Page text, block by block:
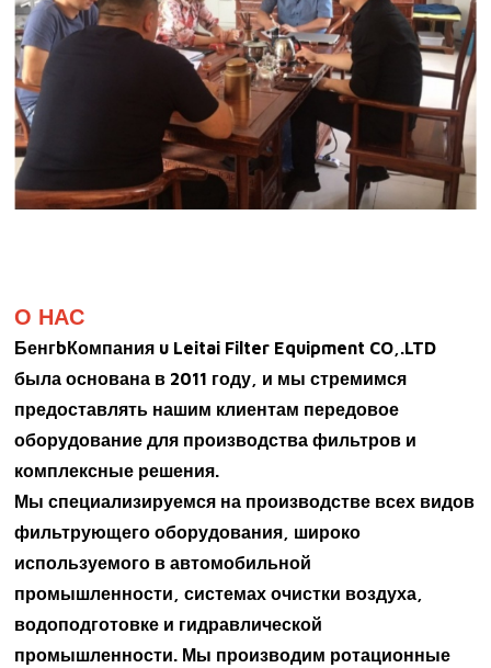
О НАС
БенгbКомпания u Leitai Filter Equipment CO,.LTD
была основана в 2011 году, и мы стремимся
предоставлять нашим клиентам передовое
оборудование для производства фильтров и
комплексные решения.
Мы специализируемся на производстве всех видов
фильтрующего оборудования, широко
используемого в автомобильной
промышленности, системах очистки воздуха,
водоподготовке и гидравлической
промышленности. Мы производим ротационные